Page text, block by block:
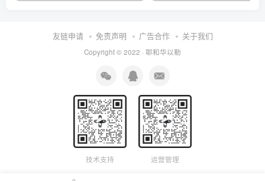
友链申请 免责声明 广告合作 关于我们
Copyright © 2022 · 耶和华以勒
技术支持 运营管理